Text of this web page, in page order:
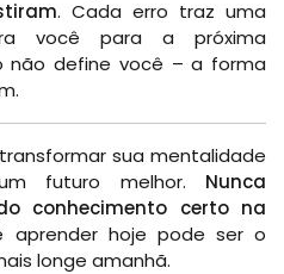
. Cada erro traz uma
você para a próxima
não define você – a forma
sua mentalidade
futuro melhor. Nunca
conhecimento certo na
aprender hoje pode ser o
longe amanhã.